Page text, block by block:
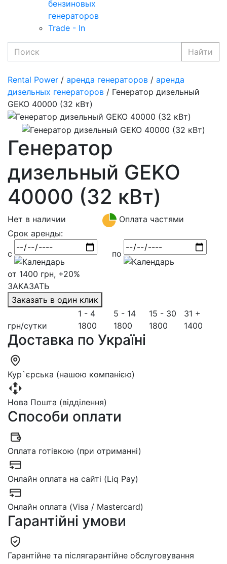
бензиновых
генераторов
Trade - In
Найти
Rental Power / аренда генераторов / аренда
дизельных генераторов / Генератор дизельный
GEKO 40000 (32 кВт)
Генератор
дизельный GEKO
40000 (32 кВт)
Нет в наличии
Оплата частями
Срок аренды:
с
по
от 1400 грн, +20%
ЗАКАЗАТЬ
Заказать в один клик
1 - 4
5 - 14 15 - 30
31 +
грн/сутки
1800 1800 1800 1400
Доставка по Україні
Кур`єрська (нашою компанією)
Нова Пошта (відділення)
Способи оплати
Оплата готівкою (при отриманні)
Онлайн оплата на сайті (Liq Pay)
Онлайн оплата (Visa / Mastercard)
Гарантійні умови
Гарантійне та післягарантійне обслуговування